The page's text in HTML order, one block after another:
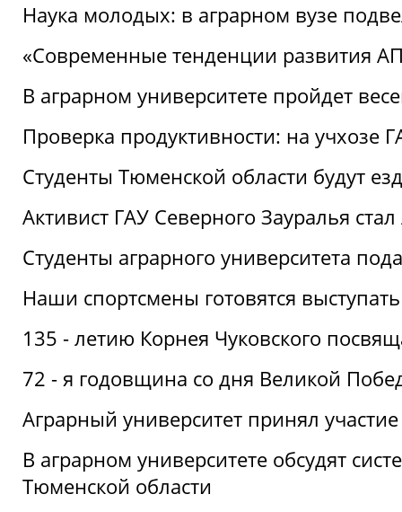
Наука молодых: в аграрном вузе
«Современные тенденции развития
В аграрном университете пройдет
Проверка продуктивности: на учхозе
Студенты Тюменской области будут
Активист ГАУ Северного Зауралья
Студенты аграрного университета
Наши спортсмены готовятся
135 - летию Корнея Чуковского
72 - я годовщина со дня Великой
Аграрный университет принял
В аграрном университете обсудят
Тюменской области